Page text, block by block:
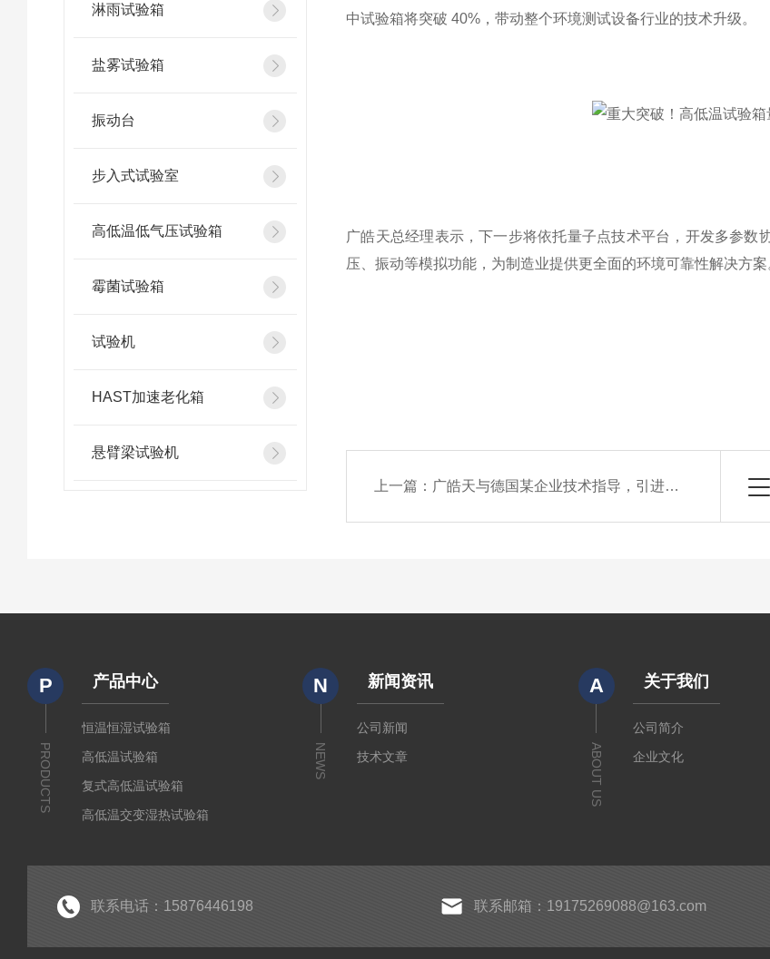
淋雨试验箱
盐雾试验箱
振动台
步入式试验室
高低温低气压试验箱
霉菌试验箱
试验机
HAST加速老化箱
悬臂梁试验机
中试验箱将突破 40%，带动整个环境测试设备行业的技术升级。
广皓天总经理表示，下一步将依托量子点技术平台，开发多参
压、振动等模拟功能，为制造业提供更全面的环境可靠性解决方案
上一篇： 广皓天与德国某企业技术指导，引进高低温试验箱核心技术性能
P
PRODUCTS
产品中心
恒温恒湿试验箱
高低温试验箱
复式高低温试验箱
高低温交变湿热试验箱
紫外老化试验箱
N
NEWS
新闻资讯
公司新闻
技术文章
A
ABOUT US
关于我们
公司简介
企业文化
联系电话：15876446198 联系邮箱：19175269088@163.com